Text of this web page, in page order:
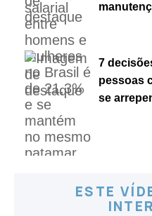
7
pessoas
se
ESTE